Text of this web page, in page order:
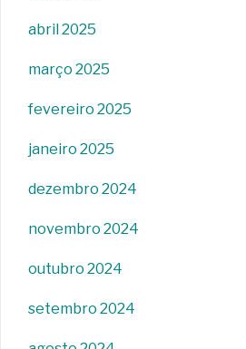
abril 2025
março 2025
fevereiro 2025
janeiro 2025
dezembro 2024
novembro 2024
outubro 2024
setembro 2024